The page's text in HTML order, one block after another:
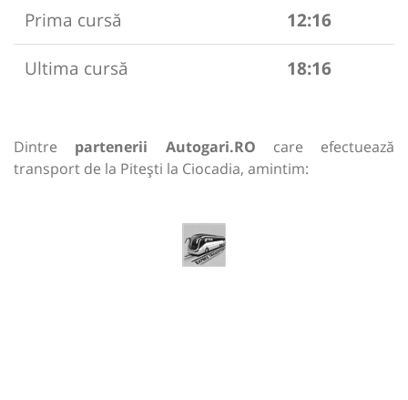
Prima cursă
12:16
Ultima cursă
18:16
Dintre partenerii Autogari.RO care efectuează
transport de la Pitești la Ciocadia, amintim: